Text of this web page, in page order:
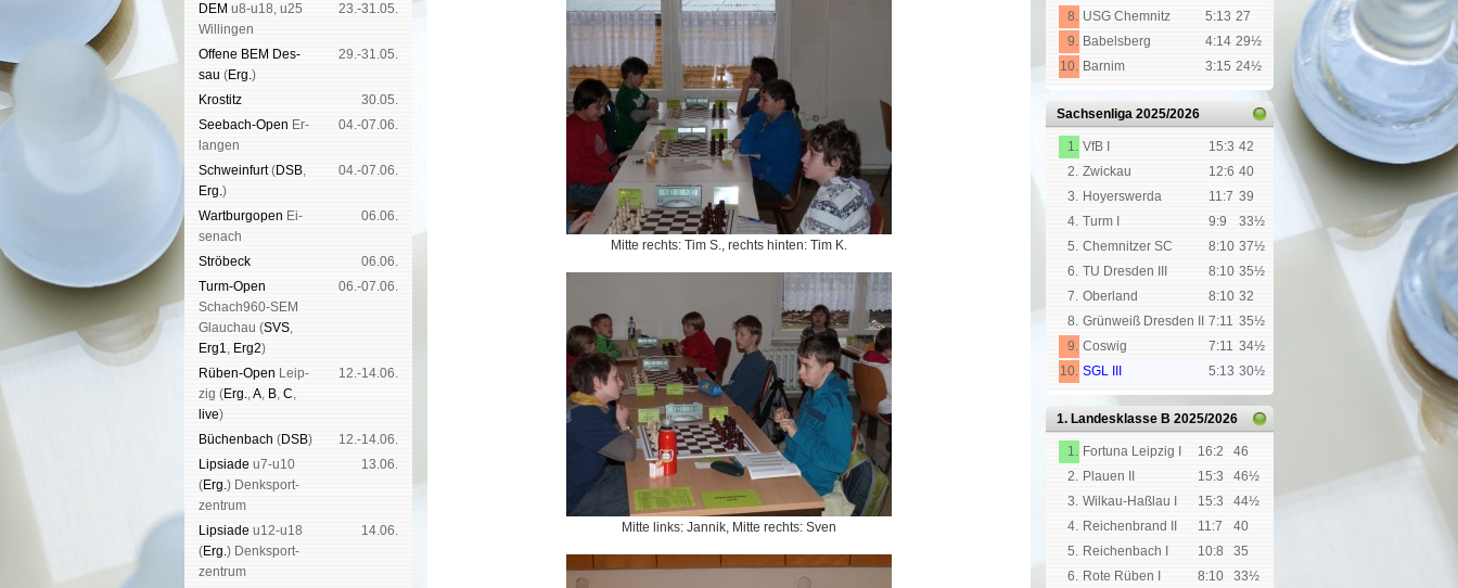
DEM u8-u18, u25
Wil­lin­gen
23.-31.05.
Offene BEM Des­
sau (Erg.)
29.-31.05.
Kros­titz
30.05.
See­bach-Open Er­
lan­gen
04.-07.06.
Schwein­furt(DSB,
Erg.)
04.-07.06.
Wart­burg­open Ei­
se­nach
06.06.
Strö­beck
06.06.
Turm-Open
Schach960-SEM
Glau­chau (SVS,
Erg1, Erg2)
06.-07.06.
Rüben-Open Leip­
zig (Erg.,A, B, C,
live)
12.-14.06.
Büchen­bach (DSB)
12.-14.06.
Lipsiade u7-u10
(Erg.) Denk­sport­
zen­trum
13.06.
Lipsiade u12-u18
(Erg.) Denk­sport­
zen­trum
14.06.
Mitte rechts: Tim S., rechts hinten: Tim K.
Mitte links: Jannik, Mitte rechts: Sven
8. USG Chemnitz 5:13 27
9. Babelsberg 4:14 29½
10. Barnim 3:15 24½
Sachsenliga 2025/2026
1. VfB I 15:3 42
2. Zwickau 12:6 40
3. Hoyerswerda 11:7 39
4. Turm I 9:9
33½
5. Chemnitzer SC 8:10 37½
6. TU Dresden III 8:10 35½
7. Oberland 8:10 32
8. Grünweiß Dresden II 7:11 35½
9. Coswig 7:11 34½
10. SGL III 5:13 30½
1. Landesklasse B 2025/2026
1. Fortuna Leipzig I 16:2
46
2. Plauen II 15:3
46½
3. Wilkau-Haßlau I 15:3
44½
4. Reichenbrand II 11:7
40
5. Reichenbach I 10:8
35
6. Rote Rüben I 8:10
33½